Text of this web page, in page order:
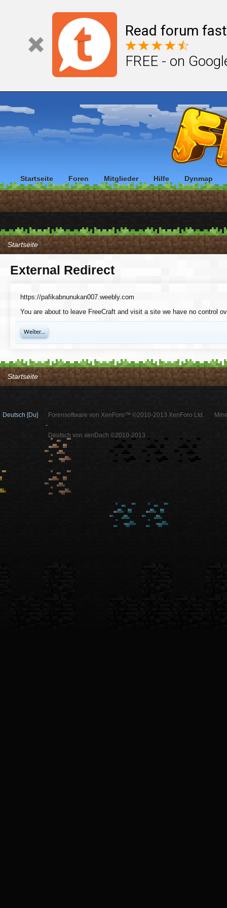
Read forum
FREE - on
Startseite
External Redirect
https://pafikabnunukan007.weebly.com
You are about to leave FreeCraft and visit a site we have no control
Weiter...
Startseite
Startseite Foren Mitglieder Hilfe Dynmap
Deutsch [Du]
Forensoftware von XenForo™ ©2010-2013 XenForo Ltd.
-
Deutsch von xenDach ©2010-2013